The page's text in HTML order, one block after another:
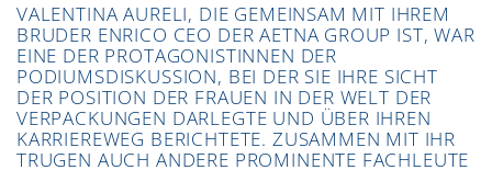
beweist, dass dieses Thema, über das auch nach
dem Ende der Düsseldorfer Messe immer noch
diskutiert wird, sehr aktuell ist.
VALENTINA AURELI, DIE GEMEINSAM MIT IHREM
BRUDER ENRICO CEO DER AETNA GROUP IST, WAR
EINE DER PROTAGONISTINNEN DER
PODIUMSDISKUSSION, BEI DER SIE IHRE SICHT
DER POSITION DER FRAUEN IN DER WELT DER
VERPACKUNGEN DARLEGTE UND ÜBER IHREN
KARRIEREWEG BERICHTETE. ZUSAMMEN MIT IHR
TRUGEN AUCH ANDERE PROMINENTE FACHLEUTE